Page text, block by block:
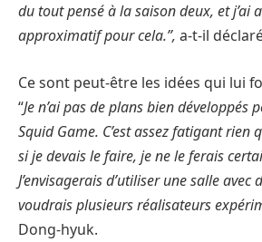
du tout pensé à la saison deux, et j’ai
approximatif pour cela.”, a-t-il
Ce sont peut-être les idées qui lui
“Je n’ai pas de plans bien développés
Squid Game. C’est assez fatigant rien
si je devais le faire, je ne le ferais
J’envisagerais d’utiliser une salle avec
voudrais plusieurs réalisateurs
Dong-hyuk.